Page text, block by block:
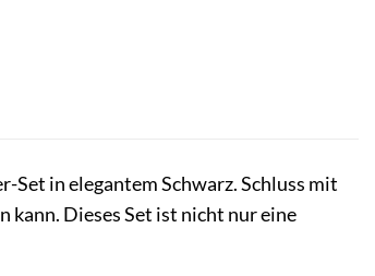
Set in elegantem Schwarz. Schluss mit
kann. Dieses Set ist nicht nur eine